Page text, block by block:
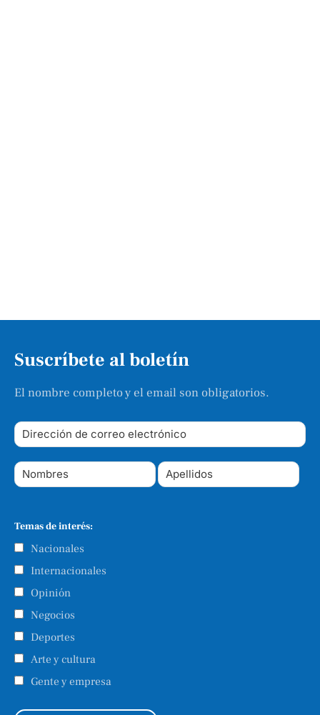
Suscríbete al boletín
El nombre completo y el email son obligatorios.
Temas de interés:
Nacionales
Internacionales
Opinión
Negocios
Deportes
Arte y cultura
Gente y empresa